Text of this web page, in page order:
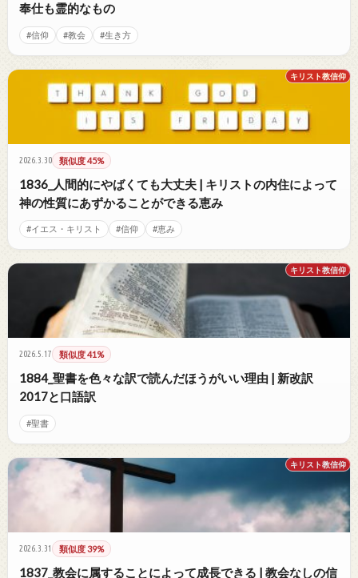
奉仕も霊的なもの
#信仰 #教会 #生き方
キリスト教信仰
2026.3.30 類似度 45%
1836_人間的にやばくても大丈夫 | キリストの内住によって
神の性質にあずかることができる恵み
#イエス・キリスト #信仰 #恵み
キリスト教信仰
2026.5.17 類似度 41%
1884_聖書を色々な訳で読んだほうがいい理由 | 新改訳
2017と口語訳
#聖書
キリスト教信仰
2026.3.31 類似度 39%
1837_教会に属することによって成長できる | 教会なしの信